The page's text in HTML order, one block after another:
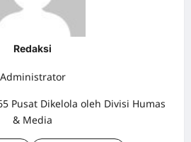
Redaksi
Administrator
Pusat Dikelola oleh Divisi Humas
& Media